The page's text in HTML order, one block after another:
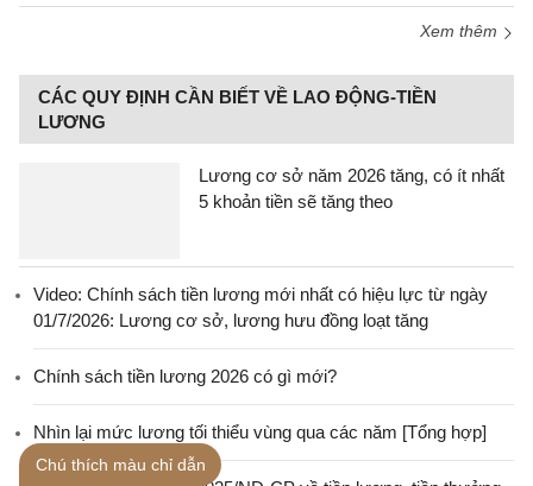
Xem thêm
CÁC QUY ĐỊNH CẦN BIẾT VỀ LAO ĐỘNG-TIỀN
LƯƠNG
Lương cơ sở năm 2026 tăng, có ít nhất
5 khoản tiền sẽ tăng theo
Video: Chính sách tiền lương mới nhất có hiệu lực từ ngày
01/7/2026: Lương cơ sở, lương hưu đồng loạt tăng
Chính sách tiền lương 2026 có gì mới?
Nhìn lại mức lương tối thiểu vùng qua các năm [Tổng hợp]
Chú thích màu chỉ dẫn